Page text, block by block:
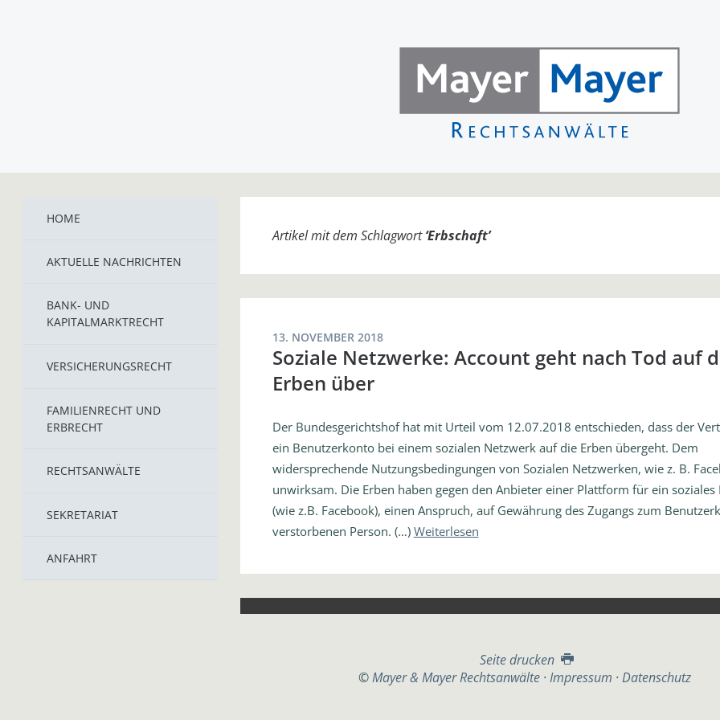
HOME
AKTUELLE NACHRICHTEN
BANK- UND
KAPITALMARKTRECHT
VERSICHERUNGSRECHT
FAMILIENRECHT UND
ERBRECHT
RECHTSANWÄLTE
SEKRETARIAT
ANFAHRT
Artikel mit dem Schlagwort‘Erbschaft’
13. NOVEMBER 2018
Soziale Netzwerke: Account geht nach Tod auf
Erben über
Der Bundesgerichtshof hat mit Urteil vom 12.07.2018 entschieden, dass der
ein Benutzerkonto bei einem sozialen Netzwerk auf die Erben übergeht. Dem
widersprechende Nutzungsbedingungen von Sozialen Netzwerken, wie z. B.
unwirksam. Die Erben haben gegen den Anbieter einer Plattform für ein soziales
(wie z.B. Facebook), einen Anspruch, auf Gewährung des Zugangs zum
verstorbenen Person. (…) Weiterlesen
Seite drucken
©Mayer & Mayer Rechtsanwälte Impressum Datenschutz